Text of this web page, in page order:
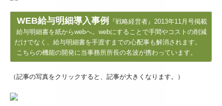
WEB給与明細導入事例
『戦略経営者』2013年11月号掲載
給与明細書を紙からwebへ。webにすることで手間やコストの削減
だけでなく、給与明細書を手渡すまでの心配事も解消されます。
こちらの機能の開発に当事務所所長の名波が携わっています。
（記事の写真をクリックすると、記事が大きくなります。）